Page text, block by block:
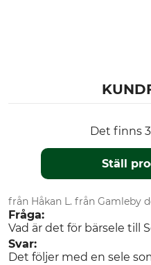
Det finns
Ställ
från Håkan L. från Gamleby
Fråga:
Vad är det för bärsele till
Svar:
Det följer med en sele